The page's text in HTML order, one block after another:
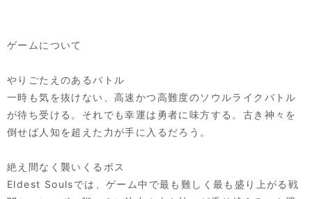
ゲームについて
やりごたえのあるバトル
一時も気を抜けない、高速かつ高難度のソウルライクバトル
が待ち受ける。それでも幸運は勇者に味方する。古き神々を
倒せば人知を超えた力が手に入るだろう。
絶え間なく襲いくるボス
Eldest Soulsでは、ゲーム中で最も難しく最も盛り上がる戦